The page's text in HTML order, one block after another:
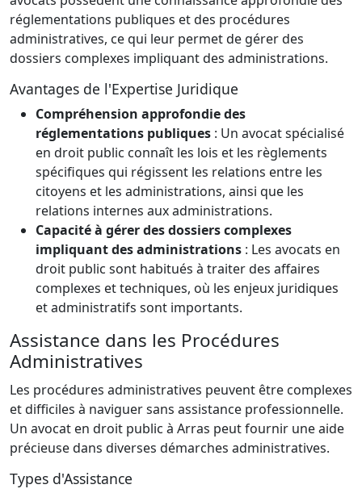
réglementations publiques et des procédures
administratives, ce qui leur permet de gérer des
dossiers complexes impliquant des administrations.
Avantages de l'Expertise Juridique
Compréhension approfondie des
réglementations publiques : Un avocat spécialisé
en droit public connaît les lois et les règlements
spécifiques qui régissent les relations entre les
citoyens et les administrations, ainsi que les
relations internes aux administrations.
Capacité à gérer des dossiers complexes
impliquant des administrations : Les avocats en
droit public sont habitués à traiter des affaires
complexes et techniques, où les enjeux juridiques
et administratifs sont importants.
Assistance dans les Procédures
Administratives
Les procédures administratives peuvent être complexes
et difficiles à naviguer sans assistance professionnelle.
Un avocat en droit public à Arras peut fournir une aide
précieuse dans diverses démarches administratives.
Types d'Assistance